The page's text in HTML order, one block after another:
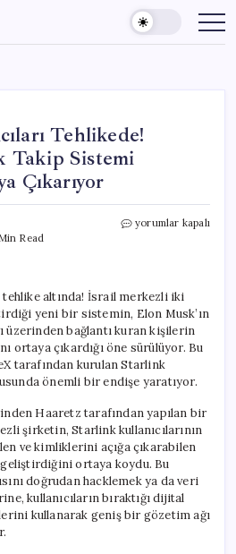
Tehlikede!
Takip Sistemi
Çıkarıyor
Read
TikTok
Takip
Sistemi
Kimlikleri
Ortaya
Çıkarıyor
yorumlar kapalı
tehlike altında! İsrail merkezli iki
yeni bir sistemin, Elon Musk’ın
üzerinden bağlantı kuran kişilerin
ortaya çıkardığı öne sürülüyor. Bu
tarafından kurulan Starlink
önemli bir endişe yaratıyor.
Haaretz tarafından yapılan bir
şirketin, Starlink kullanıcılarının
ve kimliklerini açığa çıkarabilen
ortaya koydu. Bu
doğrudan hacklemek ya da veri
kullanıcıların bıraktığı dijital
kullanarak geniş bir gözetim ağı